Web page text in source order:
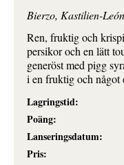
Bierzo, Kastilien-
Ren, fruktig och
persikor och en lätt
generöst med pigg
i en fruktig och något
Lagringstid:
Poäng:
Lanseringsdatum:
Pris: